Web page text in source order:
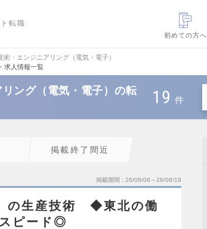
転職
初めての方へ
術・エンジニアリング（電気・電子）
求人情報一覧
ング（電気・電子）の転
19 件
掲載終了間近
掲載期間 26/08/06～26/08/19
の生産技術 ◆東北の働
ピード◎